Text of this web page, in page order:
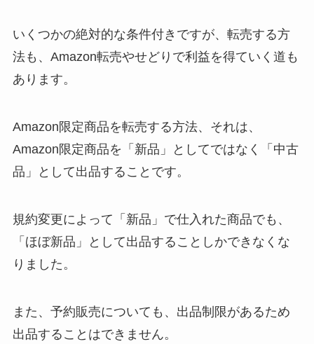
いくつかの絶対的な条件付きですが、転売する方
法も、Amazon転売やせどりで利益を得ていく道も
あります。
Amazon限定商品を転売する方法、それは、
Amazon限定商品を「新品」としてではなく「中古
品」として出品することです。
規約変更によって「新品」で仕入れた商品でも、
「ほぼ新品」として出品することしかできなくな
りました。
また、予約販売についても、出品制限があるため
出品することはできません。